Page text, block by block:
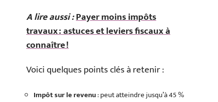
A lire aussi :Payer moins impôts
travaux : astuces et leviers fiscaux à
connaître !
Voici quelques points clés à retenir :
Impôt sur le revenu: peut atteindre jusqu’à 45 %